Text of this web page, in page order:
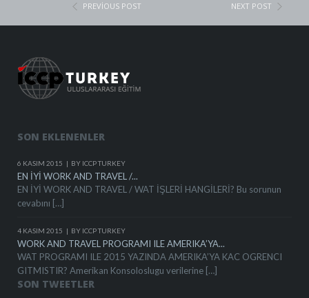
PREVIOUS POST NEXT POST
SON EKLENENLER
6 KASIM 2015 BY ICCP TURKEY
EN İYİ WORK AND TRAVEL /...
EN İYİ WORK AND TRAVEL / WAT İŞLERİ HANGİLERİ? Bu sorunun
cevabını […]
4 KASIM 2015 BY ICCP TURKEY
WORK AND TRAVEL PROGRAMI ILE AMERIKA’YA...
WAT PROGRAMI ILE 2015 YAZINDA AMERIKA’YA KAC OGRENCI
GITMISTIR? Amerikan Konsoloslugu verilerine […]
SON TWEETLER